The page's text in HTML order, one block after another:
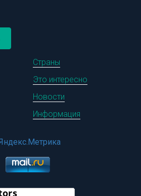
Страны
Это интересно
Новости
Информация